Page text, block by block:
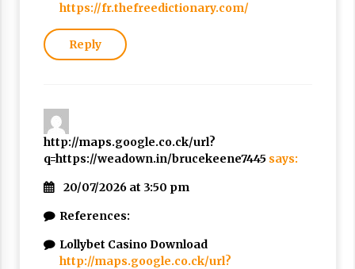
https://fr.thefreedictionary.com/
Reply
http://maps.google.co.ck/url?
q=https://weadown.in/brucekeene7445 says:
20/07/2026 at 3:50 pm
References:
Lollybet Casino Download
http://maps.google.co.ck/url?